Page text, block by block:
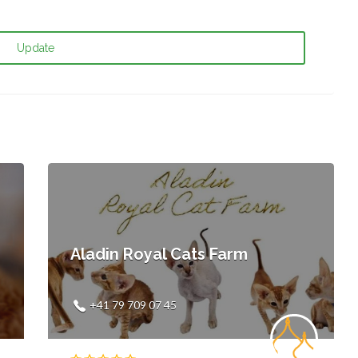
Update
Aladin Royal Cats Farm
+41 79 709 07 45